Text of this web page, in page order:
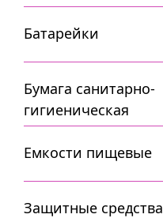
Батарейки
Бумага санитарно-
гигиеническая
Емкости пищевые
Защитные средства